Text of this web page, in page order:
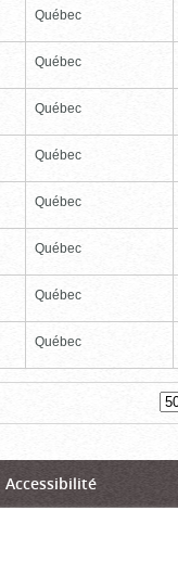
Québec
Québec
Québec
Québec
Québec
Québec
Québec
Québec
Accessibilité